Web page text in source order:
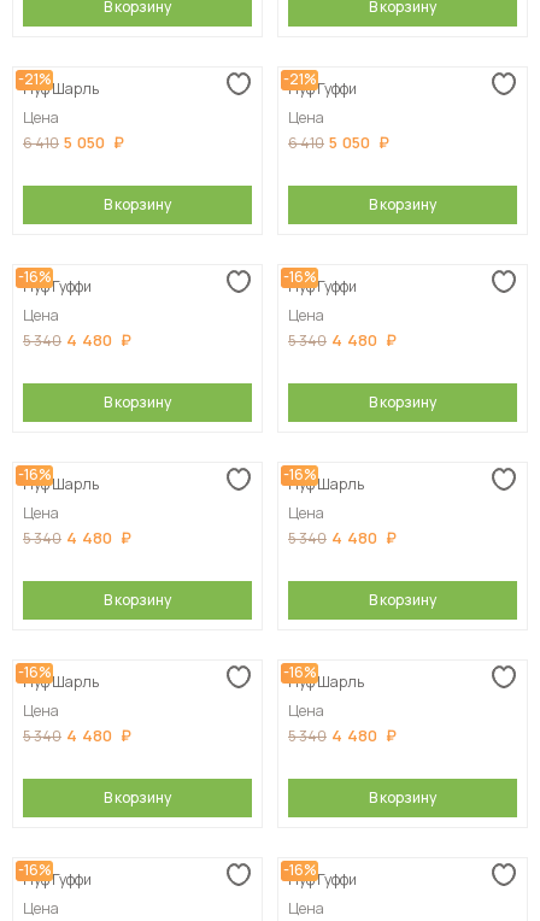
В корзину В корзину
-21%
Пуф Шарль
Цена
6 410 5 050
В корзину
-21%
Пуф Гуффи
Цена
6 410 5 050
В корзину
-16%
Пуф Гуффи
Цена
5 340 4 480
В корзину
-16%
Пуф Гуффи
Цена
5 340 4 480
В корзину
-16%
Пуф Шарль
Цена
5 340 4 480
В корзину
-16%
Пуф Шарль
Цена
5 340 4 480
В корзину
-16%
Пуф Шарль
Цена
5 340 4 480
В корзину
-16%
Пуф Шарль
Цена
5 340 4 480
В корзину
-16%
Пуф Гуффи
Цена
-16%
Пуф Гуффи
Цена